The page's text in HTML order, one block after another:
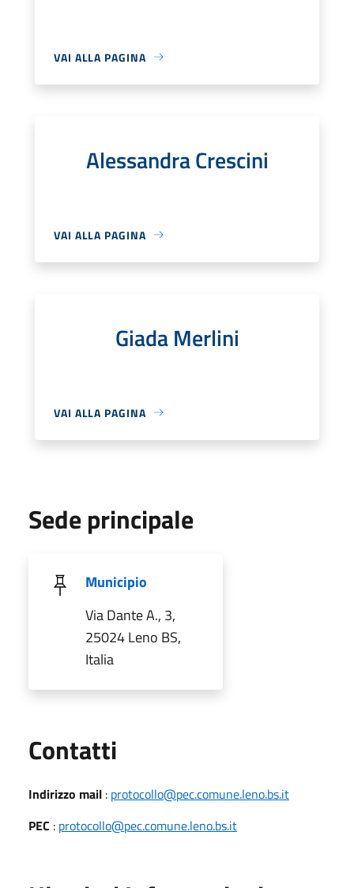
VAI ALLA PAGINA
Alessandra Crescini
VAI ALLA PAGINA
Giada Merlini
VAI ALLA PAGINA
Sede principale
Municipio
Via Dante A., 3,
25024 Leno BS,
Italia
Contatti
Indirizzo mail : protocollo@pec.comune.leno.bs.it
PEC : protocollo@pec.comune.leno.bs.it